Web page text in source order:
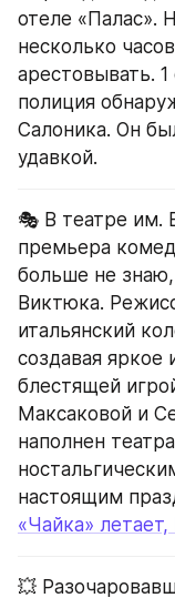
отеле «Палас».
несколько
арестовывать. 1
полиция
Салоника. Он
удавкой.
🎭 В театре им.
премьера
больше не
Виктюка.
итальянский
создавая яркое
блестящей
Максаковой и
наполнен
настоящим
«Чайка»
💥